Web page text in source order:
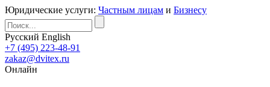
Юридические услуги: Частным лицам и Бизнесу
Русский English
+7 (495) 223-48-91
zakaz@dvitex.ru
Онлайн